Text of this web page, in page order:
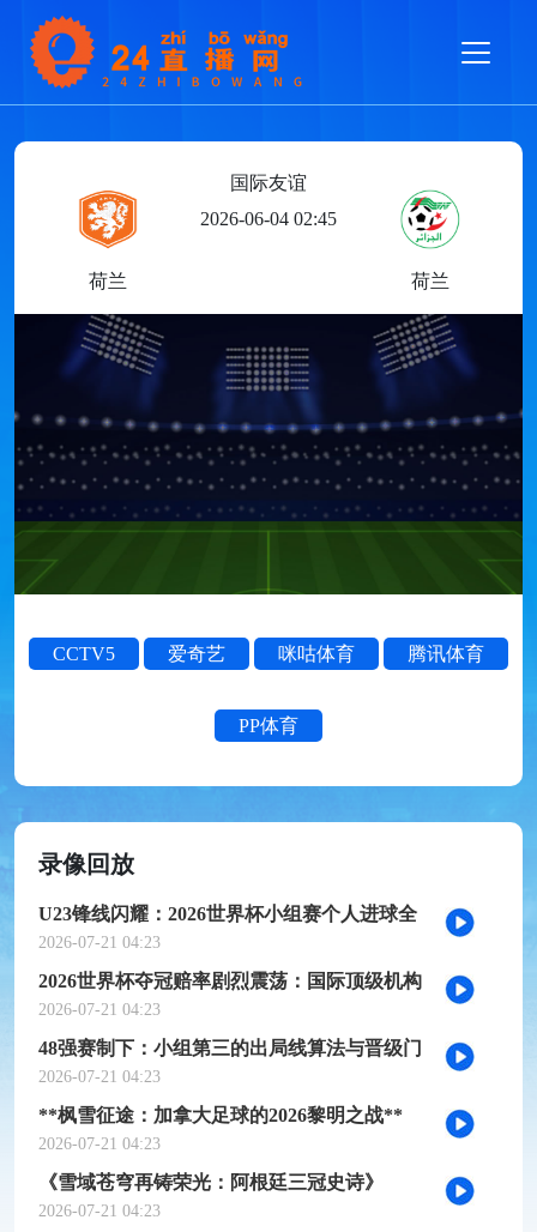
荷兰
国际友谊
2026-06-04 02:45
荷兰
CCTV5 爱奇艺 咪咕体育 腾讯体育
PP体育
录像回放
U23锋线闪耀：2026世界杯小组赛个人进球全
记录
2026-07-21 04:23
2026世界杯夺冠赔率剧烈震荡：国际顶级机构
最新榜单出炉
2026-07-21 04:23
48强赛制下：小组第三的出局线算法与晋级门
槛推演
2026-07-21 04:23
**枫雪征途：加拿大足球的2026黎明之战**
2026-07-21 04:23
《雪域苍穹再铸荣光：阿根廷三冠史诗》
2026-07-21 04:23